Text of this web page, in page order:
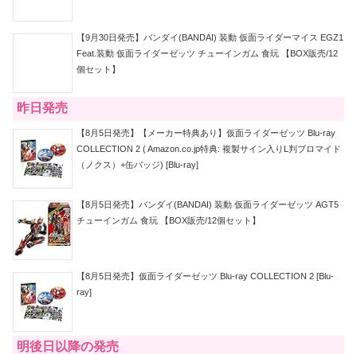
【9月30日発売】バンダイ(BANDAI) 装動 仮面ライダーマイス EGZ1
Feat.装動 仮面ライダーゼッツ チューインガム 食玩 【BOX販売/12
個セット】
昨日発売
【8月5日発売】【メーカー特典あり】仮面ライダーゼッツ Blu-ray
COLLECTION 2 ( Amazon.co.jp特典: 複製サイン入りL判ブロマイド
（ノクス）+缶バッジ) [Blu-ray]
【8月5日発売】バンダイ(BANDAI) 装動 仮面ライダーゼッツ AGT5
チューインガム 食玩 【BOX販売/12個セット】
【8月5日発売】仮面ライダーゼッツ Blu-ray COLLECTION 2 [Blu-
ray]
明後日以降の発売